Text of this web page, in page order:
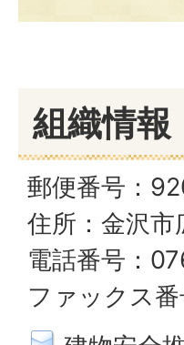
組織情報
郵便番号：
住所：金沢市
電話番号：
ファックス